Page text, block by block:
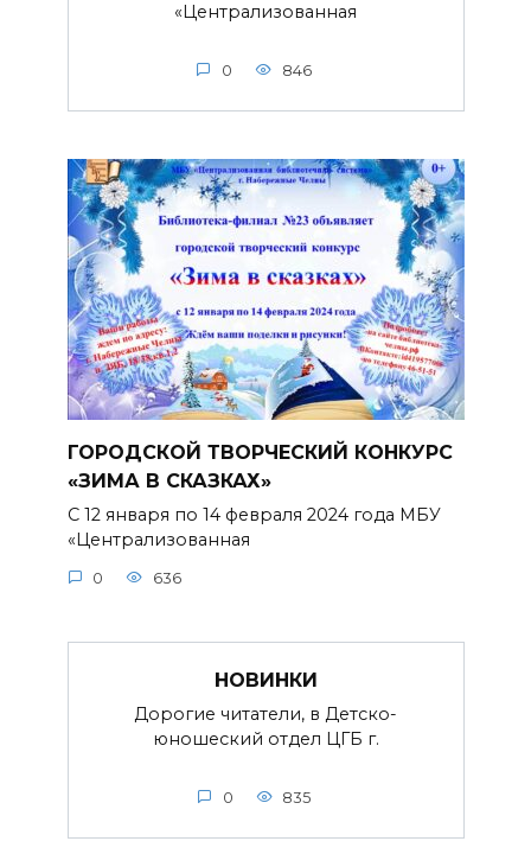
«Централизованная
0 846
ГОРОДСКОЙ ТВОРЧЕСКИЙ КОНКУРС
«ЗИМА В СКАЗКАХ»
С 12 января по 14 февраля 2024 года МБУ
«Централизованная
0 636
НОВИНКИ
Дорогие читатели, в Детско-
юношеский отдел ЦГБ г.
0 835